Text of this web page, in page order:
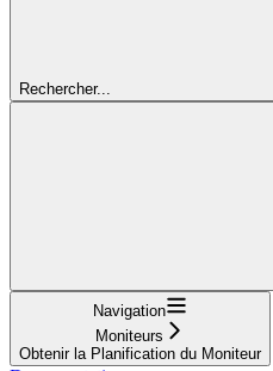
Rechercher...
Navigation
Moniteurs
Obtenir la Planification du Moniteur